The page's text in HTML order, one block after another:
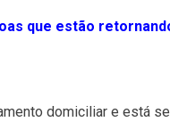
que estão
domiciliar e está